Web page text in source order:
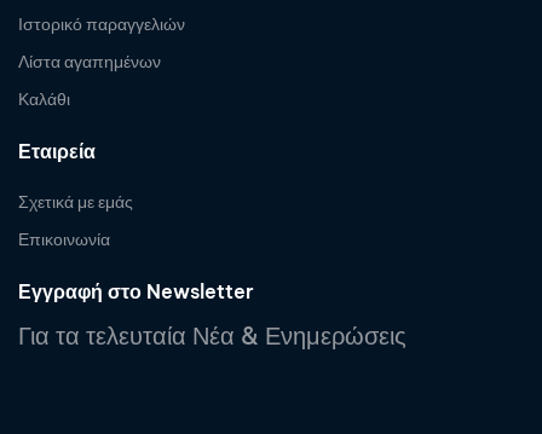
Ιστορικό παραγγελιών
Λίστα αγαπημένων
Καλάθι
Εταιρεία
Σχετικά με εμάς
Επικοινωνία
Εγγραφή στο Newsletter
Για τα τελευταία Νέα & Ενημερώσεις